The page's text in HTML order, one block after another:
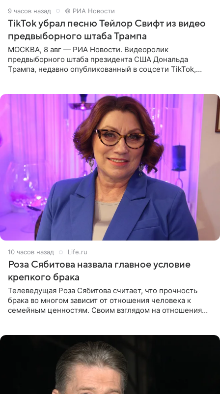
9 часов назад © РИА Новости
TikTok убрал песню Тейлор Свифт из видео
предвыборного штаба Трампа
МОСКВА, 8 авг — РИА Новости. Видеоролик
предвыборного штаба президента США Дональда
Трампа, недавно опубликованный в соцсети TikTok,
10 часов назад Life.ru
Роза Сябитова назвала главное условие
крепкого брака
Телеведущая Роза Сябитова считает, что прочность
брака во многом зависит от отношения человека к
семейным ценностям. Своим взглядом на отношения